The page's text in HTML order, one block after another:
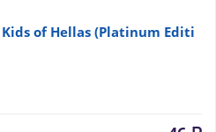
of Hellas (Platinum Editi